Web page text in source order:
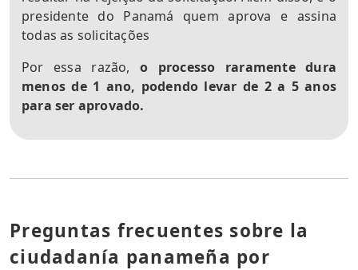
presidente do Panamá quem aprova e assina
todas as solicitações
Por essa razão,o processo raramente dura
menos de 1 ano, podendo levar de 2 a 5 anos
para ser aprovado.
Preguntas frecuentes sobre la
ciudadanía panameña por